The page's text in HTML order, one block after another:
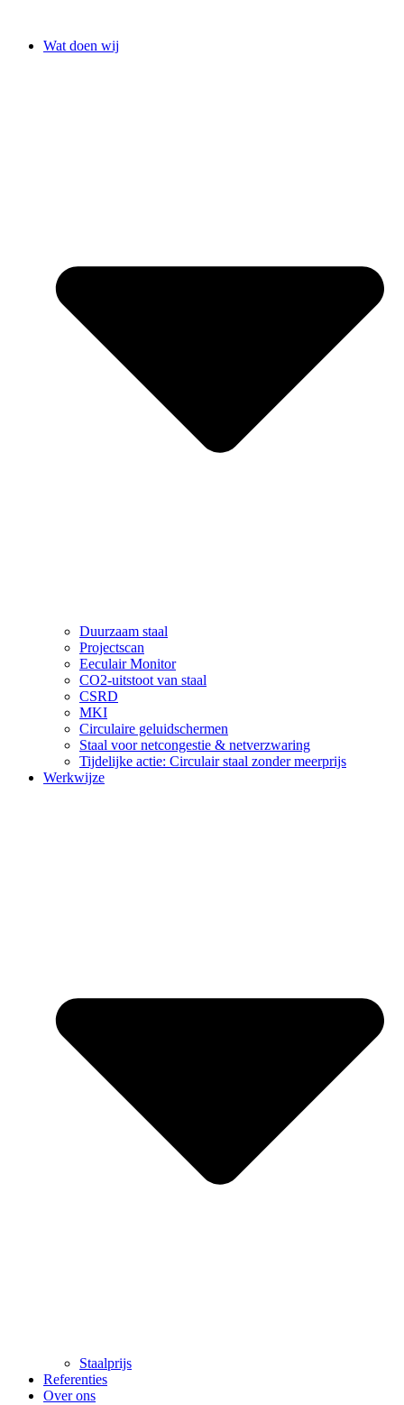
Wat doen wij
Duurzaam staal
Projectscan
Eeculair Monitor
CO2-uitstoot van staal
CSRD
MKI
Circulaire geluidschermen
Staal voor netcongestie & netverzwaring
Tijdelijke actie: Circulair staal zonder meerprijs
Werkwijze
Staalprijs
Referenties
Over ons